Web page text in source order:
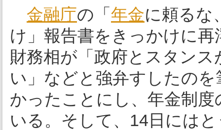
金融庁の「 年金に頼るな
け」報告書をきっかけに
財務相が「政府とスタン
い」などと強弁すしたの
かったことにし、年金制度
いる。そして、14日には